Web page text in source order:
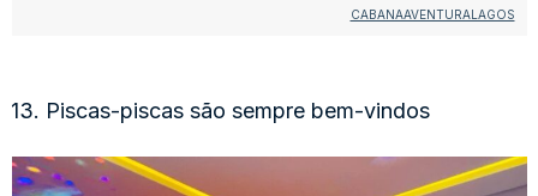
CABANAAVENTURALAGOS
13. Piscas-piscas são sempre bem-vindos